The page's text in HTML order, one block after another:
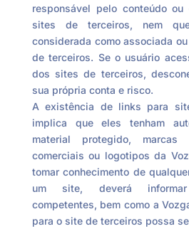
responsável pelo conteúdo
sites de terceiros, nem
considerada como associada
de terceiros. Se o usuário
dos sites de terceiros,
sua própria conta e risco.
A existência de links para
implica que eles tenham
material protegido, marcas
comerciais ou logotipos da
tomar conhecimento de
um site, deverá
competentes, bem como a
para o site de terceiros possa